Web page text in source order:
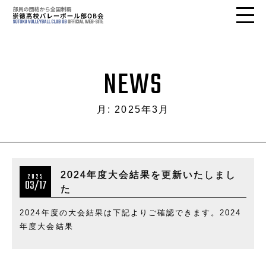
NEWS
月: 2025年3月
2025
03/17
2024年度大会結果を更新いたしまし
た
2024年度の大会結果は下記よりご確認できます。2024
年度大会結果